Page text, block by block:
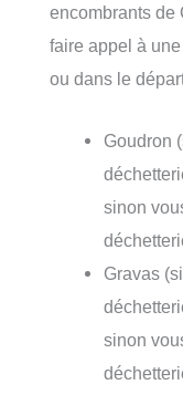
encombrants de
faire appel à
ou dans le
Goudron
sinon
Gravas
sinon